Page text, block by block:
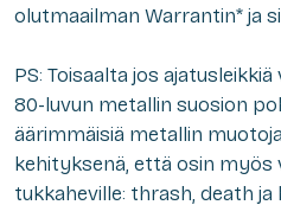
olutmaailman Warrantin* ja
PS: Toisaalta jos
80-luvun metallin suosion
äärimmäisiä metallin
kehityksenä, että osin myös
tukkaheville: thrash, death